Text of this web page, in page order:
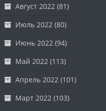
Август 2022 (81)
Июль 2022 (80)
Июнь 2022 (94)
Май 2022 (113)
Апрель 2022 (101)
Март 2022 (103)